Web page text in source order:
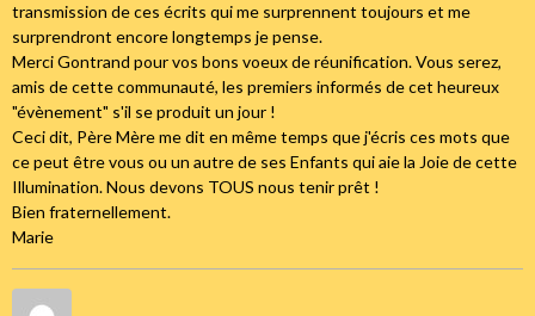
transmission de ces écrits qui me surprennent toujours et me
surprendront encore longtemps je pense.
Merci Gontrand pour vos bons voeux de réunification. Vous serez,
amis de cette communauté, les premiers informés de cet heureux
"évènement" s'il se produit un jour !
Ceci dit, Père Mère me dit en même temps que j'écris ces mots que
ce peut être vous ou un autre de ses Enfants qui aie la Joie de cette
Illumination. Nous devons TOUS nous tenir prêt !
Bien fraternellement.
Marie